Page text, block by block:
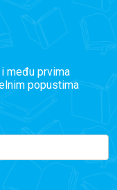
među prvima
popustima